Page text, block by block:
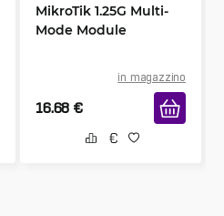
MikroTik 1.25G Multi-
Mode Module
in magazzino
16.68 €